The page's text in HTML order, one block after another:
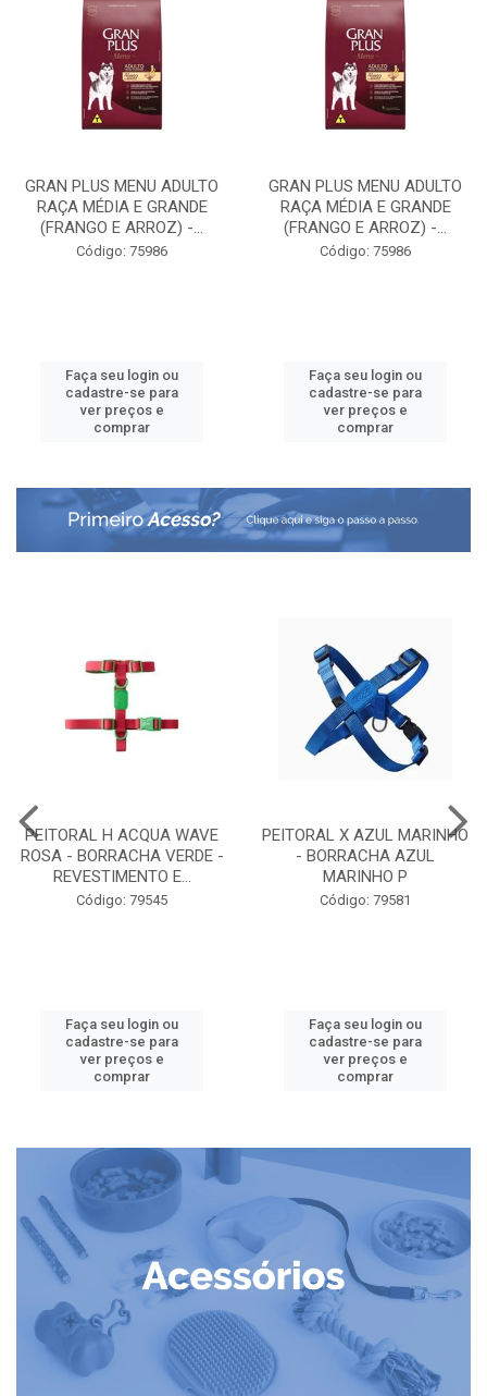
GRAN PLUS MENU ADULTO
RAÇA MÉDIA E GRANDE
(FRANGO E ARROZ) -...
Código: 75986
Faça seu login ou
cadastre-se para
ver preços e
comprar
GRAN PLUS MENU ADULTO
RAÇA MÉDIA E GRANDE
(FRANGO E ARROZ) -...
Código: 75986
Faça seu login ou
cadastre-se para
ver preços e
comprar
PEITORAL H ACQUA WAVE
ROSA - BORRACHA VERDE -
REVESTIMENTO E...
Código: 79545
Faça seu login ou
cadastre-se para
ver preços e
comprar
PEITORAL X AZUL MARINHO
- BORRACHA AZUL
MARINHO P
Código: 79581
Faça seu login ou
cadastre-se para
ver preços e
comprar